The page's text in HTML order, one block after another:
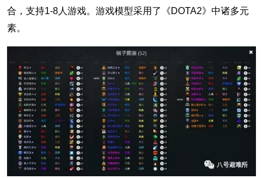
合，支持1-8人游戏。游戏模型采用了《DOTA2》中诸多元
素。